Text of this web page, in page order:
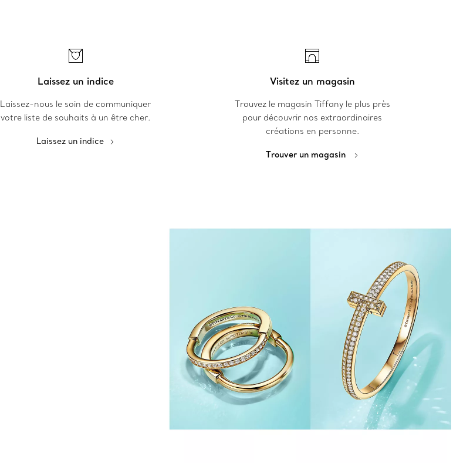
Laissez un indice
Laissez-nous le soin de communiquer
votre liste de souhaits à un être cher.
Laissez un indice
Visitez un magasin
Trouvez le magasin Tiffany le plus près
pour découvrir nos extraordinaires
créations en personne.
Trouver un magasin